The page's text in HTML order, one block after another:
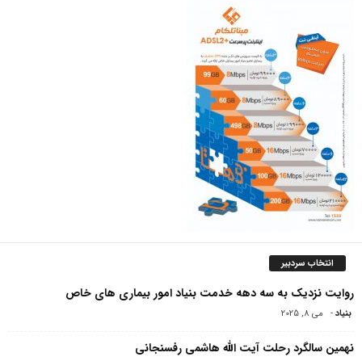
انتخاب سردبیر
روایت نزدیک به سه دهه خدمت بنیاد امور بیماری های خاص
بنیاد- می 8, 2025
نهمین سالگرد رحلت آیت الله هاشمی رفسنجانی